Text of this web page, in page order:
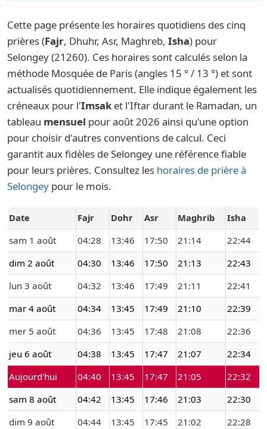
Cette page présente les horaires quotidiens des cinq
prières (Fajr, Dhuhr, Asr, Maghreb, Isha) pour
Selongey (21260). Ces horaires sont calculés selon la
méthode Mosquée de Paris (angles 15 ° / 13 °) et sont
actualisés quotidiennement. Elle indique également les
créneaux pour l'Imsak et l'Iftar durant le Ramadan, un
tableau mensuel pour août 2026 ainsi qu'une option
pour choisir d'autres conventions de calcul. Ceci
garantit aux fidèles de Selongey une référence fiable
pour leurs prières. Consultez les horaires de prière à
Selongey pour le mois.
Date Fajr Dohr Asr Maghrib
Isha
sam 1 août
04:28 13:46 17:50 21:14
22:44
dim 2 août
04:30 13:46 17:50 21:13
22:43
lun 3 août
04:32 13:46 17:49 21:11
22:41
mar 4 août
04:34 13:45 17:49 21:10
22:39
mer 5 août
04:36 13:45 17:48 21:08
22:36
jeu 6 août
04:38 13:45 17:47 21:07
22:34
Aujourd'hui
04:40 13:45 17:47 21:05
22:32
sam 8 août
04:42 13:45 17:46 21:03
22:30
dim 9 août
04:44 13:45 17:45 21:02
22:28